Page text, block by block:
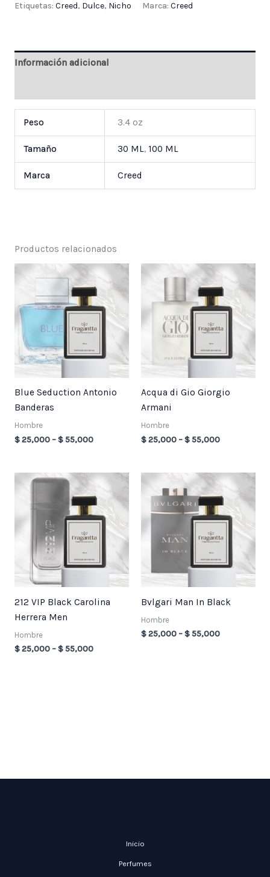
Etiquetas: Creed, Dulce, Nicho Marca: Creed
Información adicional
Peso 3.4 oz
Tamaño 30 ML, 100 ML
Marca Creed
Productos relacionados
Blue Seduction Antonio
Banderas
Hombre
$25,000 –$55,000
Price
$ 25,000
through
$ 55,000
Acqua di Gio Giorgio
Armani
Hombre
$25,000 –$55,000
Price
$ 25,000
through
$ 55,000
212 VIP Black Carolina
Herrera Men
Hombre
$25,000 –$55,000
Price
$ 25,000
through
$ 55,000
Bvlgari Man In Black
Hombre
$25,000 –$55,000
Price
$ 25,000
through
$ 55,000
Inicio
Perfumes